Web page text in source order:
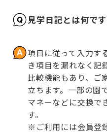
見学日記とは何で
項目に従って入力す
き項目を漏れなく記
比較機能もあり、ご
立ちます。一部の園
マネーなどに交換で
す。
※ご利用には会員登